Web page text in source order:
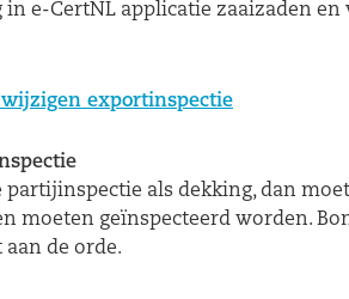
in e-CertNL applicatie zaaizaden en
exportinspectie
partijinspectie als dekking, dan
moeten geïnspecteerd worden.
de orde.